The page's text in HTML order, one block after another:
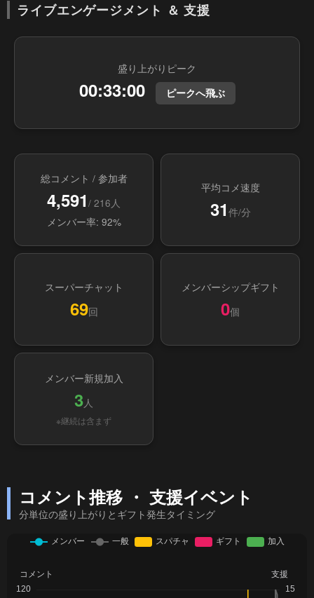
ライブエンゲージメント ＆ 支援
盛り上がりピーク
00:33:00 ピークへ飛ぶ
総コメント / 参加者
4,591 / 216人
メンバー率: 92%
平均コメ速度
31 件/分
スーパーチャット
69回
メンバーシップギフト
0個
メンバー新規加入
3人
※継続は含まず
コメント推移 ・ 支援イベント
分単位の盛り上がりとギフト発生タイミング